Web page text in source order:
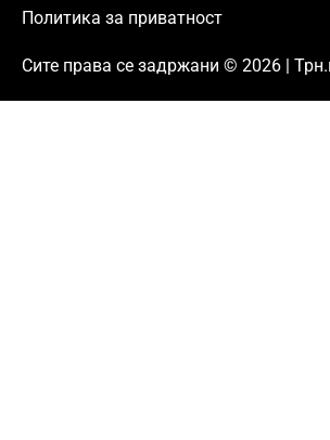
Политика за приватност
Сите права се задржани © 2026 |